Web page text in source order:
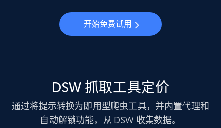
Instagram - Profiles - Collect profile
information by user name
22.2K+ 3.4K+ 注册使用
开始免费试用
DSW 抓取工具定价
通过将提示转换为即用型爬虫工具，并内置代理和
自动解锁功能，从 DSW 收集数据。